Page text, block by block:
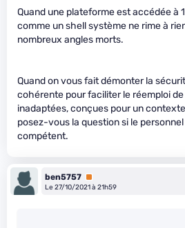
Quand une plateforme est accédée à
comme un shell système ne rime à
nombreux angles morts.
Quand on vous fait démonter la
cohérente pour faciliter le réemploi
inadaptées, conçues pour un contexte
posez-vous la question si le
compétent.
ben5757 Premium
Le 27/10/2021 à 21h59